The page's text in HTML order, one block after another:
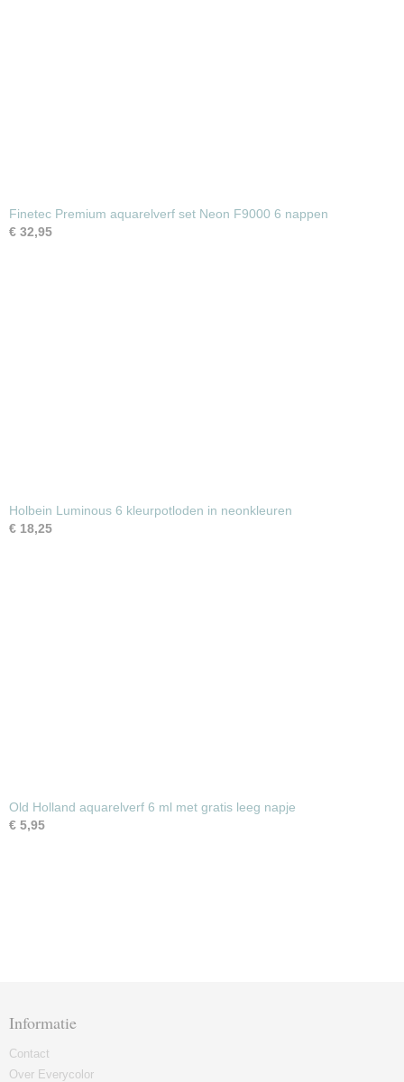
Finetec Premium aquarelverf set Neon F9000 6 nappen
€ 32,95
Holbein Luminous 6 kleurpotloden in neonkleuren
€ 18,25
Old Holland aquarelverf 6 ml met gratis leeg napje
€ 5,95
Informatie
Contact
Over Everycolor